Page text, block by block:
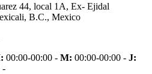
44, local 1A, Ex- Ejidal
B.C., Mexico
00:00-00:00 - M: 00:00-00:00 - J:
-